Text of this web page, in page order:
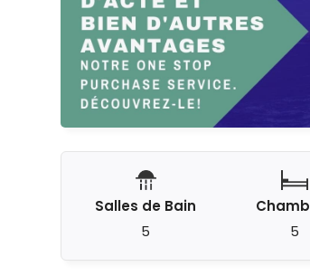
Salles de Bain
5
5